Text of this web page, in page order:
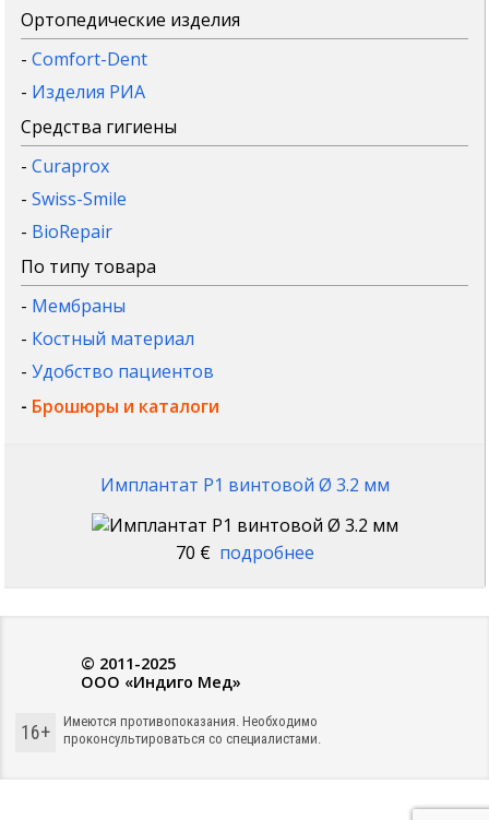
Ортопедические изделия
-Comfort-Dent
- Изделия РИА
Средства гигиены
-Curaprox
-Swiss-Smile
- BioRepair
По типу товара
- Мембраны
- Костный материал
-Удобство пациентов
- Брошюры и каталоги
Имплантат P1 винтовой Ø 3.2 мм
70 € подробнее
© 2011-2025
ООО «Индиго Мед»
16+
Имеются противопоказания. Необходимо
проконсультироваться со специалистами.